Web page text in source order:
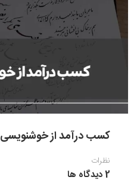
کسب درآمد از خوشنویسی
نظرات
2 دیدگاه ها